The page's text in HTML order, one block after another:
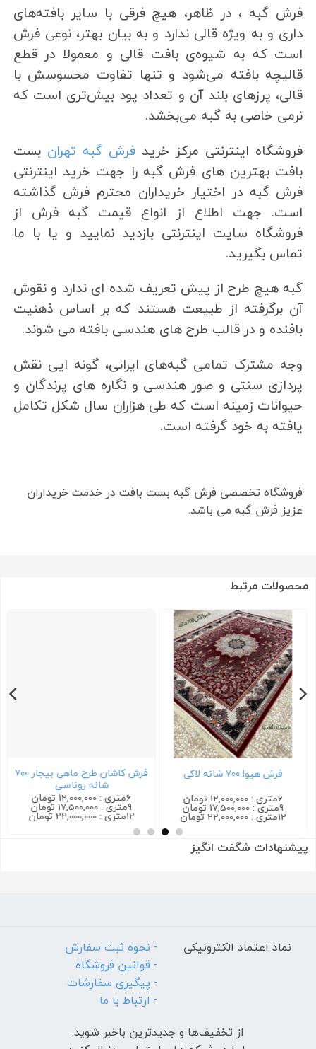
فرش گبه ، در ظاهر، هیچ فرقی با سایر بافته‌های
داری و به ویژه قالی ندارد و به بیان بهتر، نوعی فرش
است که به شیوه‌ی بافت قالی و معمولا در قطع
قالیچه بافته می‌شود و تنها تفاوت محسوسش با
قالی، پرزهای بلند آن و تعداد پود بیش‌تری است که
نرمی خاصی به گبه می‌بخشد.
فروشگاه اینترنتی مرکز خریدفرش گبه تهران بست
بافت بهترین های فرش گبه را جهت خرید اینترنتی
فرش گبه در اختیار خریداران محترم فرش گذاشته
است. جهت اطلاع از انواع قیمت گبه فرش از
فروشگاه سایت اینترنتی بازدید نمایید و یا با ما
تماس بگیرید.
گبه هیچ طرح از پیش تعریف شده ای ندارد و نقوش
آن برگرفته از طبیعت هستند که بر اساس ذهنیت
بافنده و در قالب طرح های هندسی بافته می شوند.
وجه‌ مشترک تمامی گبه‌های ایرانی، گونه‌ ایی نقش
پردازی سنتی و صور هندسی و نگاره‌ های پرندگان و
حیوانات زمینه است که طی هزاران سال شکل تکامل
یافته به خود گرفته است.
فروشگاه تخصصی فرش گبه بست بافت در خدمت خریداران
عزیز فرش گبه می باشد.
محصولات مرتبط
فرش هیوا ۷۰۰ شانه لاکی
6متری : 12,000,000 تومان
9متری : 17,500,000 تومان
12متری : 22,000,000 تومان
فرش کاشان طرح ماهی بیجار ۷۰۰
شانه روناسی
6متری : 12,000,000 تومان
9متری : 17,500,000 تومان
12متری : 22,000,000 تومان
پیشنهادات شگفت انگیز
نماد اعتماد الکترونیکی
- نحوه ثبت سفارش
- قوانین فروشگاه
- پیگیری سفارشات
- ارتباط با ما
از تخفیف‌ها و جدیدترین‌ باخبر شوید.